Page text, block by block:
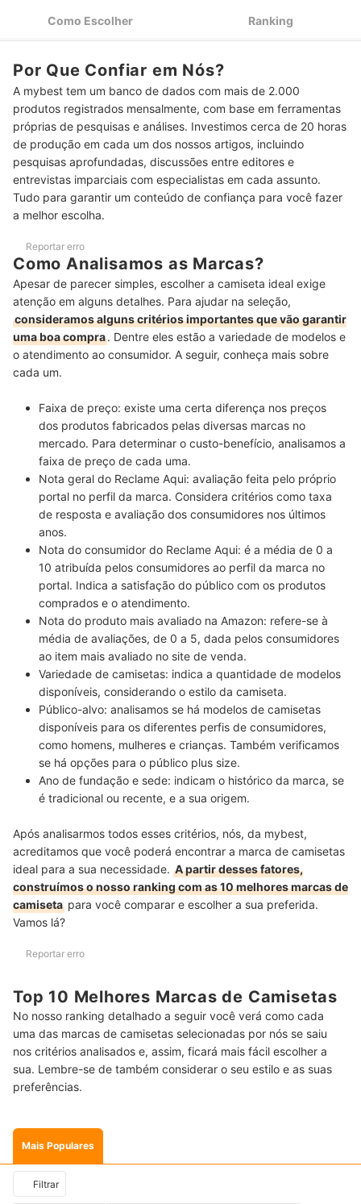
Como Escolher a Camiseta Certa, de Acordo com o seu Estilo e a
Confira Indicações das Melhores Camisetas
Conclusão
Como Escolher Ranking
Por Que Confiar em Nós?
A mybest tem um banco de dados com mais de 2.000
produtos registrados mensalmente, com base em ferramentas
próprias de pesquisas e análises. Investimos cerca de 20 horas
de produção em cada um dos nossos artigos, incluindo
pesquisas aprofundadas, discussões entre editores e
entrevistas imparciais com especialistas em cada assunto.
Tudo para garantir um conteúdo de confiança para você fazer
a melhor escolha.
Reportar erro
Como Analisamos as Marcas?
Apesar de parecer simples, escolher a camiseta ideal exige
atenção em alguns detalhes. Para ajudar na seleção,
consideramos alguns critérios importantes que vão garantir
uma boa compra. Dentre eles estão a variedade de modelos e
o atendimento ao consumidor. A seguir, conheça mais sobre
cada um.
Faixa de preço: existe uma certa diferença nos preços
dos produtos fabricados pelas diversas marcas no
mercado. Para determinar o custo-benefício, analisamos a
faixa de preço de cada uma.
Nota geral do Reclame Aqui: avaliação feita pelo próprio
portal no perfil da marca. Considera critérios como taxa
de resposta e avaliação dos consumidores nos últimos
anos.
Nota do consumidor do Reclame Aqui: é a média de 0 a
10 atribuída pelos consumidores ao perfil da marca no
portal. Indica a satisfação do público com os produtos
comprados e o atendimento.
Nota do produto mais avaliado na Amazon: refere-se à
média de avaliações, de 0 a 5, dada pelos consumidores
ao item mais avaliado no site de venda.
Variedade de camisetas: indica a quantidade de modelos
disponíveis, considerando o estilo da camiseta.
Público-alvo: analisamos se há modelos de camisetas
disponíveis para os diferentes perfis de consumidores,
como homens, mulheres e crianças. Também verificamos
se há opções para o público plus size.
Ano de fundação e sede: indicam o histórico da marca, se
é tradicional ou recente, e a sua origem.
Após analisarmos todos esses critérios, nós, da mybest,
acreditamos que você poderá encontrar a marca de camisetas
ideal para a sua necessidade. A partir desses fatores,
construímos o nosso ranking com as 10 melhores marcas de
camiseta para você comparar e escolher a sua preferida.
Vamos lá?
Reportar erro
Top 10 Melhores Marcas de Camisetas
No nosso ranking detalhado a seguir você verá como cada
uma das marcas de camisetas selecionadas por nós se saiu
nos critérios analisados e, assim, ficará mais fácil escolher a
sua. Lembre-se de também considerar o seu estilo e as suas
preferências.
Mais Populares
Filtrar